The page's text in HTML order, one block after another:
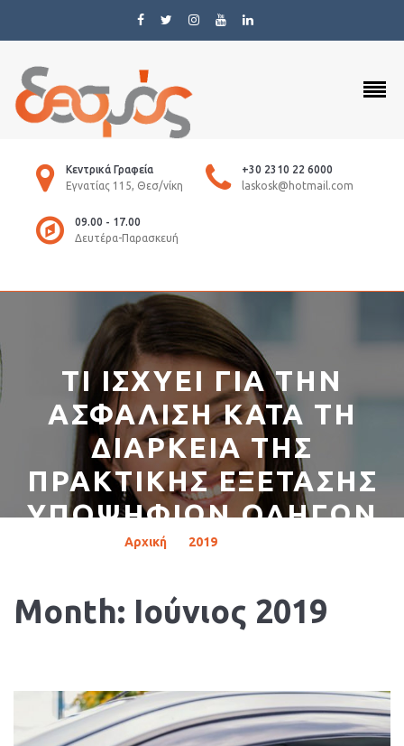
Κεντρικά Γραφεία
Εγνατίας 115, Θεσ/νίκη
+30 2310 22 6000
laskosk@hotmail.com
09.00 - 17.00
Δευτέρα-Παρασκευή
ΤΙ ΙΣΧΥΕΙ ΓΙΑ ΤΗΝ
ΑΣΦΑΛΙΣΗ ΚΑΤΑ ΤΗ
ΔΙΑΡΚΕΙΑ ΤΗΣ
ΠΡΑΚΤΙΚΗΣ ΕΞΕΤΑΣΗΣ
ΥΠΟΨΗΦΙΩΝ ΟΔΗΓΩΝ
Αρχική 2019
Month: Ιούνιος 2019